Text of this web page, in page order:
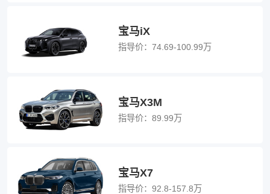
宝马iX
指导价： 74.69-100.99万
宝马X3M
指导价： 89.99万
宝马X7
指导价： 92.8-157.8万